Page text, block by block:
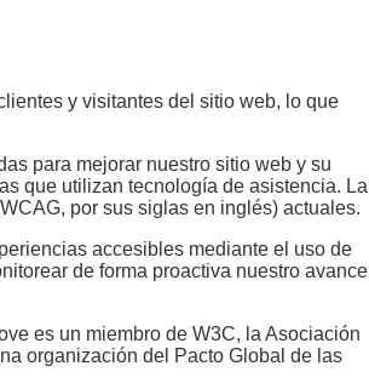
y visitantes del sitio web, lo que
para mejorar nuestro sitio web y su
que utilizan tecnología de asistencia. La
por sus siglas en inglés) actuales.
accesibles mediante el uso de
de forma proactiva nuestro avance
es un miembro de W3C, la Asociación
organización del Pacto Global de las